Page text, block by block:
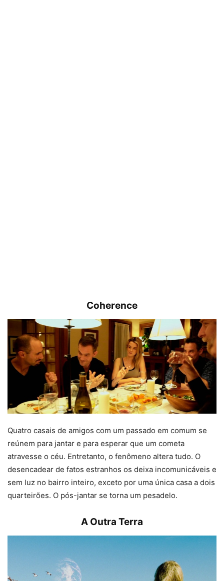
Coherence
Quatro casais de amigos com um passado em comum se
reúnem para jantar e para esperar que um cometa
atravesse o céu. Entretanto, o fenômeno altera tudo. O
desencadear de fatos estranhos os deixa incomunicáveis e
sem luz no bairro inteiro, exceto por uma única casa a dois
quarteirões. O pós-jantar se torna um pesadelo.
A Outra Terra